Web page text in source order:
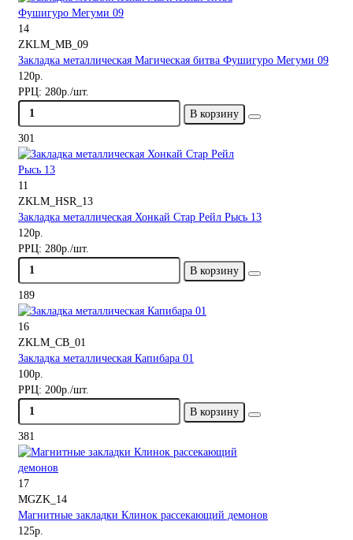
14
ZKLM_MB_09
Закладка металлическая Магическая битва Фушигуро Мегуми 09
120р.
РРЦ: 280р./шт.
В корзину
301
11
ZKLM_HSR_13
Закладка металлическая Хонкай Стар Рейл Рысь 13
120р.
РРЦ: 280р./шт.
В корзину
189
16
ZKLM_CB_01
Закладка металлическая Капибара 01
100р.
РРЦ: 200р./шт.
В корзину
381
17
MGZK_14
Магнитные закладки Клинок рассекающий демонов
125р.